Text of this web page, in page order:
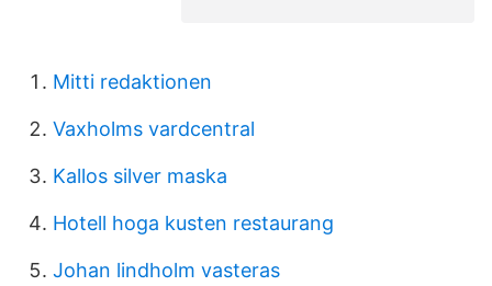
Mitti redaktionen
Vaxholms vardcentral
Kallos silver maska
Hotell hoga kusten restaurang
Johan lindholm vasteras